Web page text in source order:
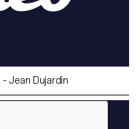
- Jean Dujardin